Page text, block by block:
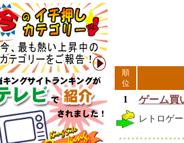
順
位
1 ゲーム買
レトロゲ